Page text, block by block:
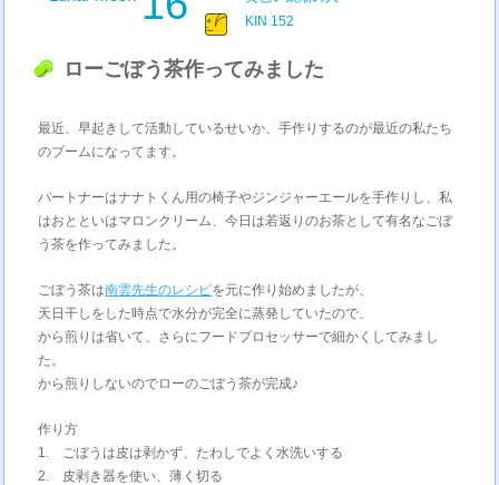
KIN 152
ローごぼう茶作ってみました
最近、早起きして活動しているせいか、手作りするのが最近の私たち
のブームになってます。
パートナーはナナトくん用の椅子やジンジャーエールを手作りし、私
はおとといはマロンクリーム、今日は若返りのお茶として有名なごぼ
う茶を作ってみました。
ごぼう茶は南雲先生のレシピを元に作り始めましたが、
天日干しをした時点で水分が完全に蒸発していたので、
から煎りは省いて、さらにフードプロセッサーで細かくしてみまし
た。
から煎りしないのでローのごぼう茶が完成♪
作り方
1. ごぼうは皮は剥かず、たわしでよく水洗いする
2. 皮剥き器を使い、薄く切る